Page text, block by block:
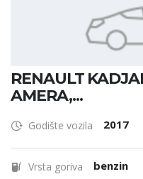
RENAULT
AMERA,...
Godište vozila 2017
Vrsta goriva benzin